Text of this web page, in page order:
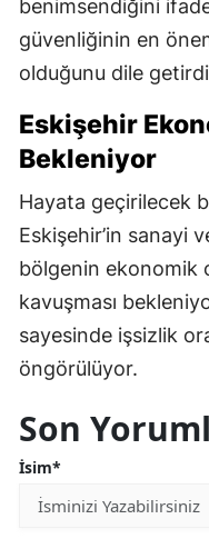
benimsendiğini
güvenliğinin en
olduğunu dile
Eskişehir
Bekleniyor
Hayata geçirilecek
Eskişehir’in sanayi
bölgenin ekonomik
kavuşması
sayesinde işsizlik
öngörülüyor.
Son
İsim*